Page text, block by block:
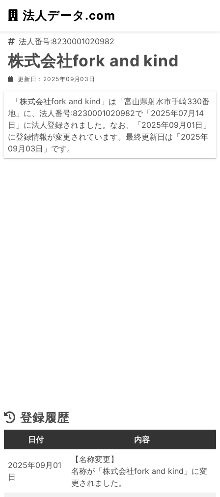
法人データ.com
法人番号:8230001020982
株式会社fork and kind
更新日：2025年09月03日
「株式会社fork and kind」は「富山県射水市手崎330番
地」に、法人番号:8230001020982で「2025年07月14
日」に法人登録されました。なお、「2025年09月01日」
に登録情報が変更されています。最終更新日は「2025年
09月03日」です。
登録履歴
日付 内容
2025年09月01
日
【名称変更】
名称が「株式会社fork and kind」に変
更されました。